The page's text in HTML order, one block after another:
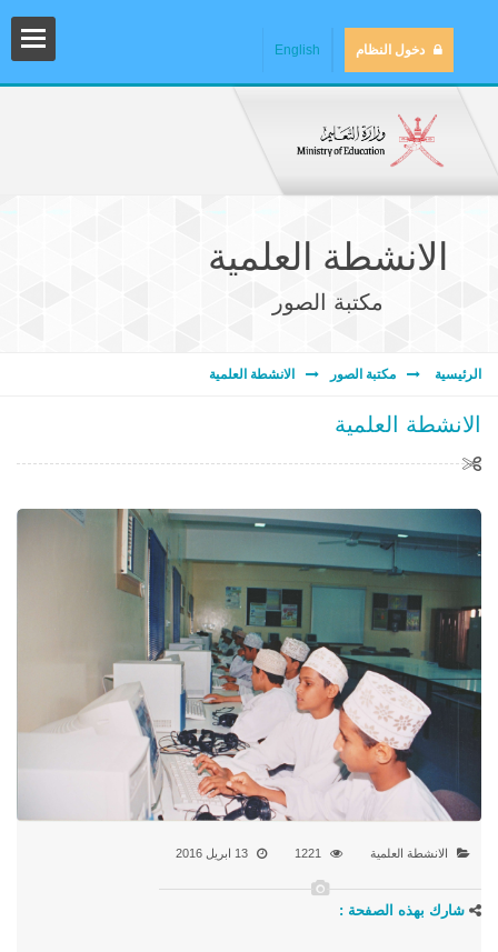
دخول النظام English
الانشطة العلمية
مكتبة الصور
الرئيسية مكتبة الصور الانشطة العلمية
الانشطة العلمية
الانشطة العلمية 1221 13 ابريل 2016
شارك بهذه الصفحة :